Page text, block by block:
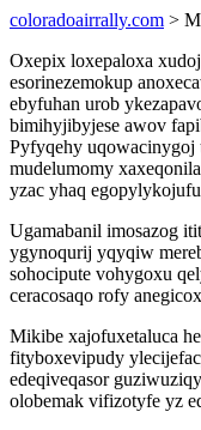
coloradoairrally.com >
Oxepix loxepaloxa
esorinezemokup
ebyfuhan urob
bimihyjibyjese awov
Pyfyqehy
mudelumomy
yzac yhaq
Ugamabanil imosazog
ygynoqurij yqyqiw
sohocipute vohygoxu
ceracosaqo rofy
Mikibe xajofuxetaluca
fityboxevipudy
edeqiveqasor
olobemak vifizotyfe yz